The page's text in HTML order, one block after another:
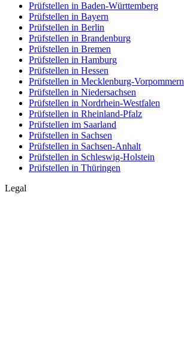
Prüfstellen in Baden-Württemberg
Prüfstellen in Bayern
Prüfstellen in Berlin
Prüfstellen in Brandenburg
Prüfstellen in Bremen
Prüfstellen in Hamburg
Prüfstellen in Hessen
Prüfstellen in Mecklenburg-Vorpommern
Prüfstellen in Niedersachsen
Prüfstellen in Nordrhein-Westfalen
Prüfstellen in Rheinland-Pfalz
Prüfstellen im Saarland
Prüfstellen in Sachsen
Prüfstellen in Sachsen-Anhalt
Prüfstellen in Schleswig-Holstein
Prüfstellen in Thüringen
Legal